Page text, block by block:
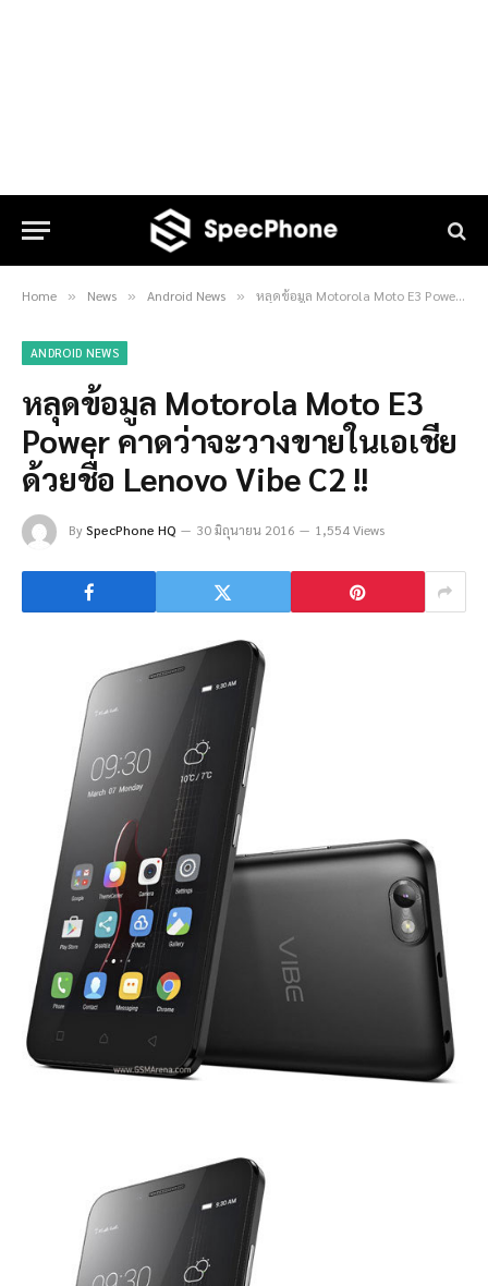
Home » News » Android News » หลุดข้อมูล Motorola Moto E3 Power คาดว่าจะวางขายในเอเชียด้วยชื่อ Lenovo Vibe C2 !!
ANDROID NEWS
หลุดข้อมูล Motorola Moto E3
Power คาดว่าจะวางขายในเอเชีย
ด้วยชื่อ Lenovo Vibe C2 !!
BySpecPhone HQ 30 มิถุนายน 2016 1,554 Views